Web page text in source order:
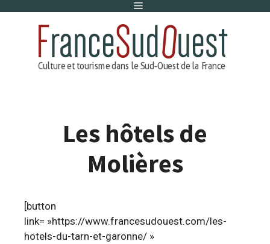
Menu
Les hôtels de
Molières
[button
link= »https://www.francesudouest.com/les-
hotels-du-tarn-et-garonne/ »